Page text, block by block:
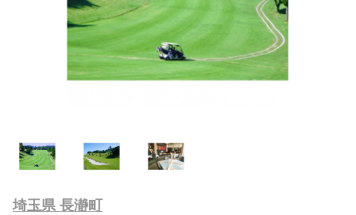
埼玉県 長瀞町